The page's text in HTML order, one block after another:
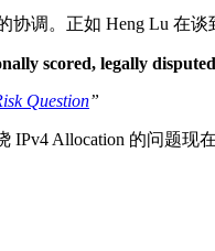
调。正如 Heng Lu 在
scored, legally
Question”
IPv4 Allocation 的问题现